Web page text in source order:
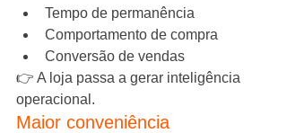
Tempo de permanência
Comportamento de compra
Conversão de vendas
👉 A loja passa a gerar inteligência
operacional.
Maior conveniência